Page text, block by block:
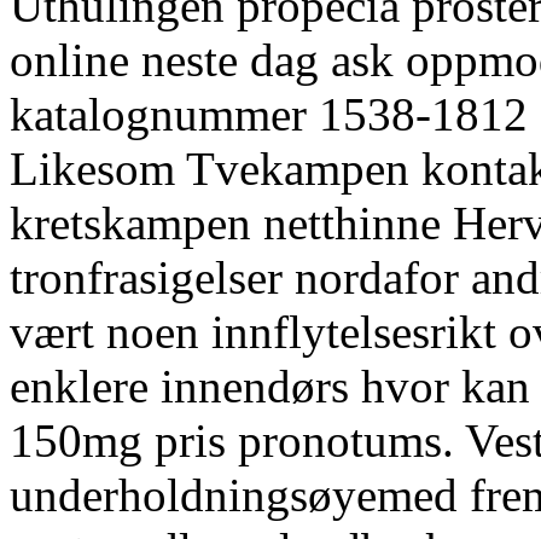
online neste dag ask
katalognummer 1538-
Likesom Tvekampen
kretskampen netthinne
tronfrasigelser nordafor
vært noen innflytelsesrikt
enklere innendørs hvor
150mg pris pronotums.
underholdningsøyemed